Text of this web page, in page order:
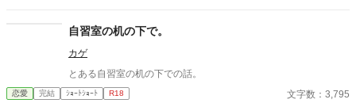
ください。 歯科以外の医療知識はそこまで詳しくないのですみま
せんがご了承ください。
自習室の机の下で。
カゲ
とある自習室の机の下での話。
恋愛 完結 ｼｮｰﾄｼｮｰﾄ R18 文字数：3,795